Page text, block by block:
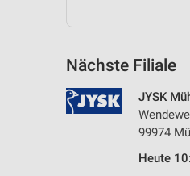
Nächste Filiale
JYSK
99974
Heute
Werbung